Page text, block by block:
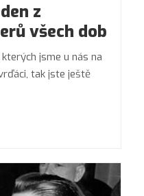
z
všech dob
jsme u nás na
tak jste ještě